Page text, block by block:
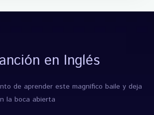
en Inglés
de aprender este magnífico baile y deja
la boca abierta